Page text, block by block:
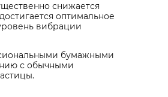
снижается
оптимальное
вибрации
бумажными
с обычными